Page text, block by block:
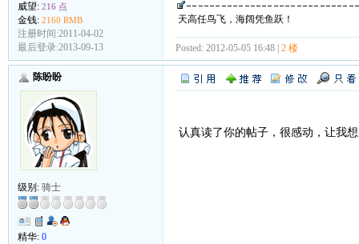
威望: 216 点
金钱: 2160 RMB
注册时间:2011-04-02
最后登录:2013-09-13
天高任鸟飞，海阔凭鱼跃！
Posted: 2012-05-05 16:48 | 2 楼
陈盼盼
级别: 骑士
精华: 0
认真读了你的帖子，很感动，让我